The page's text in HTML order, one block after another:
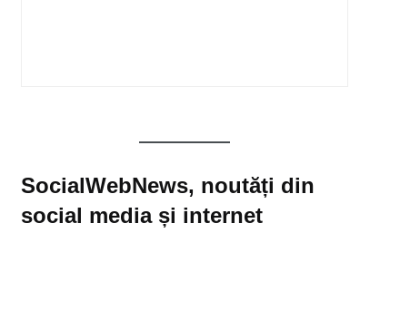
SocialWebNews, noutăți din
social media și internet